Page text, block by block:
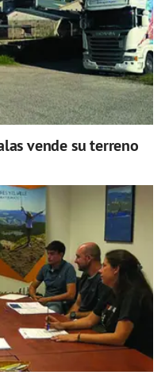
vende su terreno